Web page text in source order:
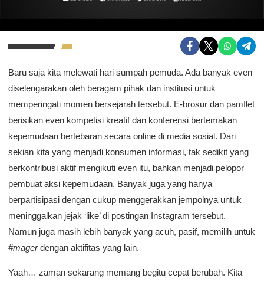
Baru saja kita melewati hari sumpah pemuda. Ada banyak even
diselengarakan oleh beragam pihak dan institusi untuk
memperingati momen bersejarah tersebut. E-brosur dan pamflet
berisikan even kompetisi kreatif dan konferensi bertemakan
kepemudaan bertebaran secara online di media sosial. Dari
sekian kita yang menjadi konsumen informasi, tak sedikit yang
berkontribusi aktif mengikuti even itu, bahkan menjadi pelopor
pembuat aksi kepemudaan. Banyak juga yang hanya
berpartisipasi dengan cukup menggerakkan jempolnya untuk
meninggalkan jejak ‘like’ di postingan Instagram tersebut.
Namun juga masih lebih banyak yang acuh, pasif, memilih untuk
#magerdengan aktifitas yang lain.
Yaah… zaman sekarang memang begitu cepat berubah. Kita